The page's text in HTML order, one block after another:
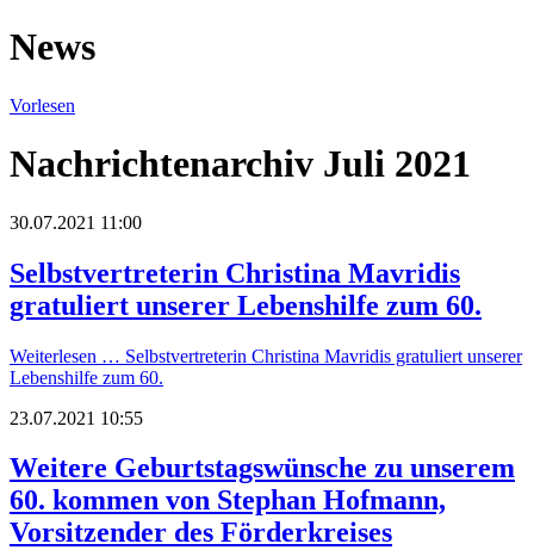
News
Vorlesen
Nachrichtenarchiv Juli 2021
30.07.2021 11:00
Selbstvertreterin Christina Mavridis
gratuliert unserer Lebenshilfe zum 60.
Weiterlesen … Selbstvertreterin Christina Mavridis gratuliert unserer
Lebenshilfe zum 60.
23.07.2021 10:55
Weitere Geburtstagswünsche zu unserem
60. kommen von Stephan Hofmann,
Vorsitzender des Förderkreises